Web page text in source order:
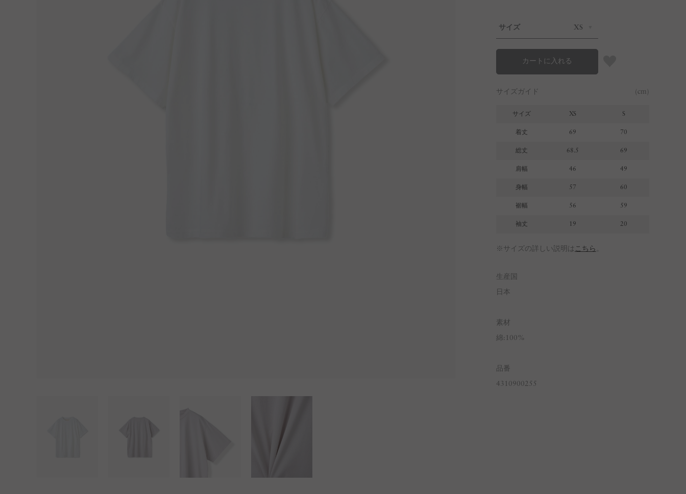
サイズ XS
カートに入れる
サイズガイド (cm)
サイズ XS S
着丈 69 70
総丈 68.5 69
肩幅 46 49
身幅 57 60
裾幅 56 59
袖丈 19 20
※サイズの詳しい説明は こちら
生産国
日本
素材
綿:100%
品番
4310900255